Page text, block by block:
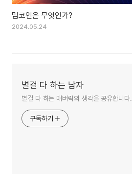
밈코인은 무엇인가?
2024.05.24
별걸 다 하는 남자
별걸 다 하는 매버릭의 생각을 공유합니다.
구독하기